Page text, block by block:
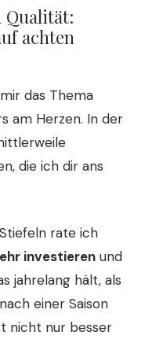
achten
das Thema
am Herzen. In der
die ich dir ans
rate ich
investieren und
jahrelang hält, als
einer Saison
nicht nur besser